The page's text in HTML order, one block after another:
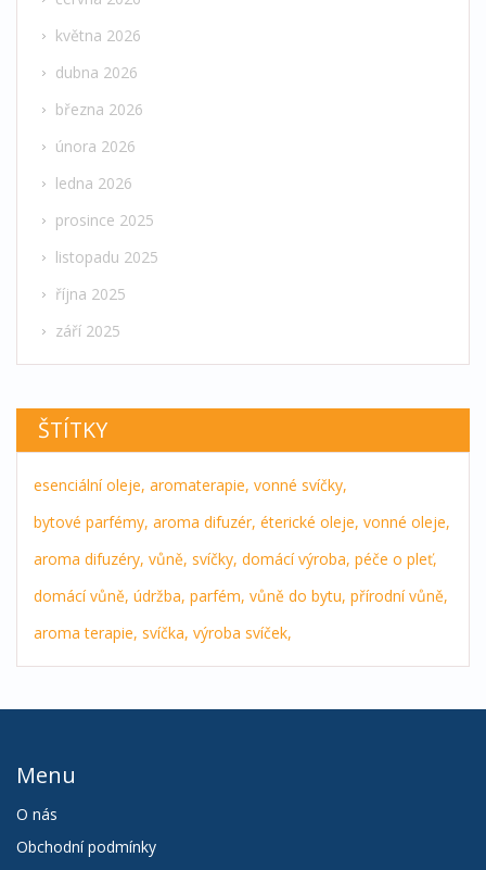
května 2026
dubna 2026
března 2026
února 2026
ledna 2026
prosince 2025
listopadu 2025
října 2025
září 2025
ŠTÍTKY
esenciální oleje, aromaterapie, vonné svíčky,
bytové parfémy, aroma difuzér, éterické oleje, vonné oleje,
aroma difuzéry, vůně, svíčky, domácí výroba, péče o pleť,
domácí vůně, údržba, parfém, vůně do bytu, přírodní vůně,
aroma terapie, svíčka, výroba svíček,
Menu
O nás
Obchodní podmínky